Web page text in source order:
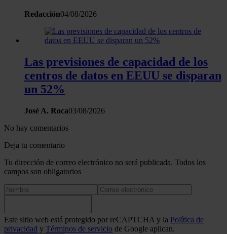
Redacción04/08/2026
Las previsiones de capacidad de los
centros de datos en EEUU se disparan
un 52%
José A. Roca03/08/2026
No hay comentarios
Deja tu comentario
Tu dirección de correo electrónico no será publicada. Todos los
campos son obligatorios
Este sitio web está protegido por reCAPTCHA y la Política de
privacidad y Términos de servicio de Google aplican.